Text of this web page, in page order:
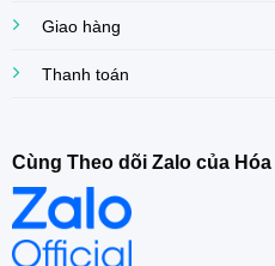
Giao hàng
Thanh toán
Cùng Theo dõi Zalo của